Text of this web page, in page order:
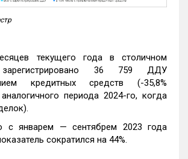
текущего года в столичном
зарегистрировано 36 759 ДДУ
кредитных средств (-35,8%
периода 2024-го, когда
с январем — сентябрем 2023 года
сократился на 44%.